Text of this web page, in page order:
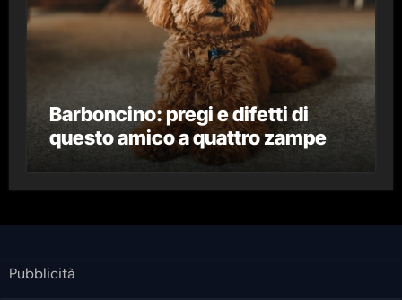
Barboncino: pregi e difetti di
questo amico a quattro zampe
Pubblicità